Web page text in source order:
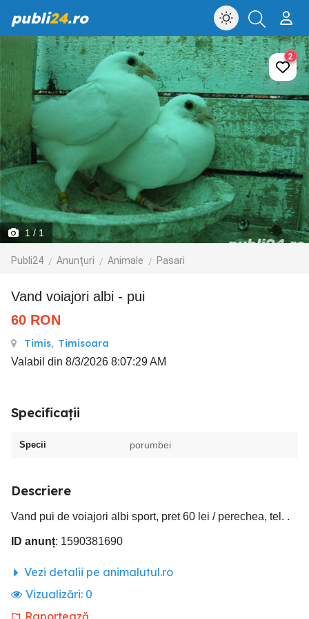
publi24.ro
1 / 1
Publi24 Anunțuri Animale Pasari
2
Vand voiajori albi - pui
60 RON
Timis, Timisoara
Valabil din 8/3/2026 8:07:29 AM
Specificații
Specii porumbei
Descriere
Vand pui de voiajori albi sport, pret 60 lei / perechea, tel. .
ID anunț: 1590381690
Vezi detalii pe animalutul.ro
Vizualizări: 0
Raportează